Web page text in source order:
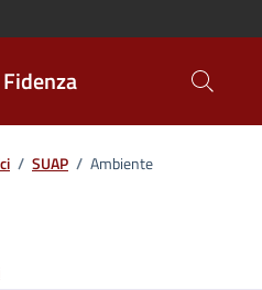
/ SUAP / Ambiente